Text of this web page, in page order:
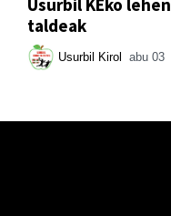
taldeak
Usurbil Kirol abu 03